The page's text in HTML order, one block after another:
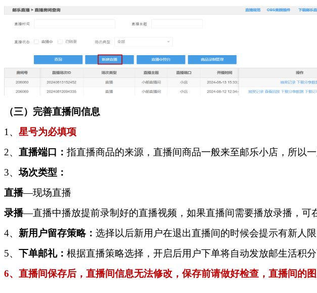
（三） 完善直播间信息
1、 星号为必填项
2、 直播端口： 指直播商品的来源，直播间商品一般来至邮乐小店，所以
3、场次类型：
直播—现场直播
录播—直播中播放提前录制好的直播视频，如果直播间需要播放录播，可
4、 新用户留存策略： 选择以后新用户在退出直播间的时候会提示有新人
5、 下单邮礼： 根据直播策略选择，开启后用户下单将自动发放邮生活积
6、直播间保存后，直播间信息无法修改，保存前请做好检查，直播间的